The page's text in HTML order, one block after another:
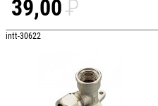
39,00P
УБ.
intt-30622